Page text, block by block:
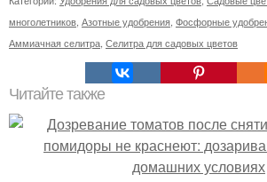
многолетников Азотные удобрения Фосфорные
Аммиачная селитра Селитра для садовых цветов
Читайте также